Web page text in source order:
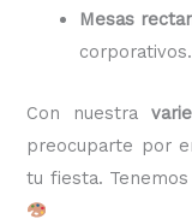
Mesas
corporativos.
Con nuestra
preocuparte por
tu fiesta.